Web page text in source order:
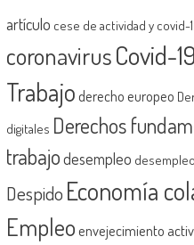
artículo cese de actividad y covid-
coronavirusCovid-19
Trabajoderecho europeo
digitales Derechos
trabajodesempleo
Despido Economía
Empleoenvejecimiento